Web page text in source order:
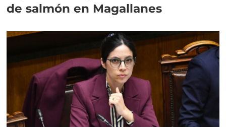
de salmón en Magallanes